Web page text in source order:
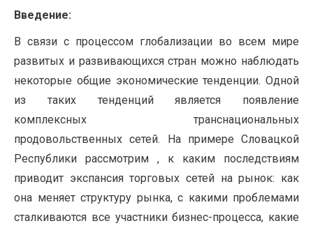
Введение:
В связи с процессом глобализации во всем мире
развитых и развивающихся стран можно наблюдать
некоторые общие экономические тенденции. Одной
из таких тенденций является появление
комплексных транснациональных
продовольственных сетей. На примере Словацкой
Республики рассмотрим , к каким последствиям
приводит экспансия торговых сетей на рынок: как
она меняет структуру рынка, с какими проблемами
сталкиваются все участники бизнес-процесса, какие